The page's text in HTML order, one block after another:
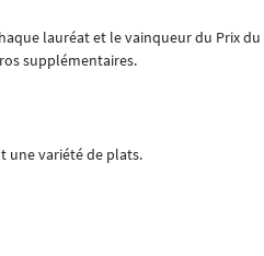
lauréat et le vainqueur du Prix du
supplémentaires.
une variété de plats.